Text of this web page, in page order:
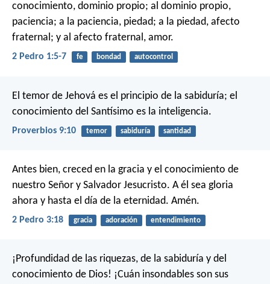
conocimiento, dominio propio; al dominio propio,
paciencia; a la paciencia, piedad; a la piedad, afecto
fraternal; y al afecto fraternal, amor.
2 Pedro 1:5-7 fe bondad autocontrol
El temor de Jehová es el principio de la sabiduría; el
conocimiento del Santísimo es la inteligencia.
Proverbios 9:10 temor sabiduría santidad
Antes bien, creced en la gracia y el conocimiento de
nuestro Señor y Salvador Jesucristo. A él sea gloria
ahora y hasta el día de la eternidad. Amén.
2 Pedro 3:18 gracia adoración entendimiento
¡Profundidad de las riquezas, de la sabiduría y del
conocimiento de Dios! ¡Cuán insondables son sus